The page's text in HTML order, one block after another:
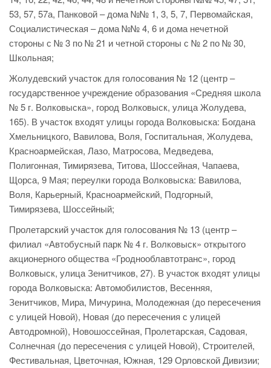
53, 57, 57а, Панковой – дома №№ 1, 3, 5, 7, Первомайская,
Социалистическая – дома №№ 4, 6 и дома нечетной
стороны с № 3 по № 21 и четной стороны с № 2 по № 30,
Школьная;
Жолудевский участок для голосования № 12 (центр –
государственное учреждение образования «Средняя школа
№ 5 г. Волковыска», город Волковыск, улица Жолудева,
165). В участок входят улицы города Волковыска: Богдана
Хмельницкого, Вавилова, Воля, Госпитальная, Жолудева,
Красноармейская, Лазо, Матросова, Медведева,
Полигонная, Тимирязева, Титова, Шоссейная, Чапаева,
Щорса, 9 Мая; переулки города Волковыска: Вавилова,
Воля, Карьерный, Красноармейский, Подгорный,
Тимирязева, Шоссейный;
Пролетарский участок для голосования № 13 (центр –
филиал «Автобусный парк № 4 г. Волковыск» открытого
акционерного общества «Гроднооблавтотранс», город
Волковыск, улица Зенитчиков, 27). В участок входят улицы
города Волковыска: Автомобилистов, Весенняя,
Зенитчиков, Мира, Мичурина, Молодежная (до пересечения
с улицей Новой), Новая (до пересечения с улицей
Автодромной), Новошоссейная, Пролетарская, Садовая,
Солнечная (до пересечения с улицей Новой), Строителей,
Фестивальная, Цветочная, Южная, 129 Орловской Дивизии;